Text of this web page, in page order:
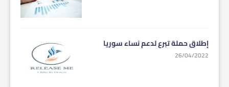
إطلاق حملة تبرع لدعم نساء سوريا
26/04/2022